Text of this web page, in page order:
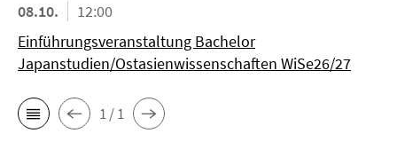
08.10.
12:00
Einführungsveranstaltung Bachelor
Japanstudien/Ostasienwissenschaften WiSe26/27
1 / 1